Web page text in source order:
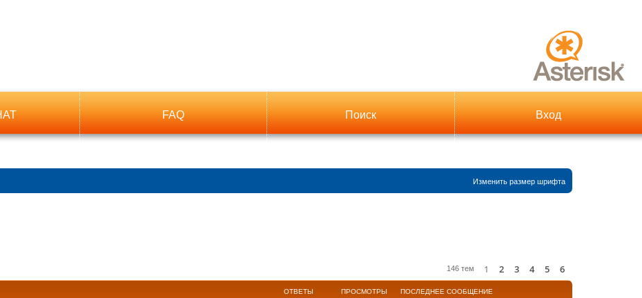
FAQ Поиск Вход
Изменить размер шрифта
146 тем 1 2 3 4 5 6
ОТВЕТЫ ПРОСМОТРЫ ПОСЛЕДНЕЕ СООБЩЕНИЕ